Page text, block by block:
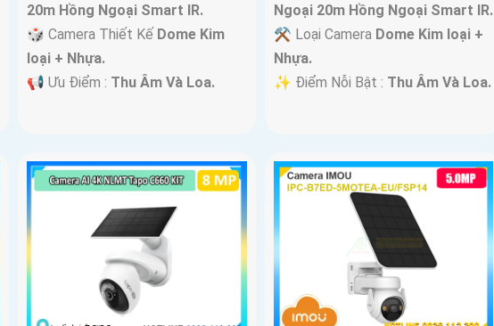
20m Hồng Ngoại Smart IR.
🎲 Camera Thiết Kế Dome Kim
loại + Nhựa.
️📢 Ưu Điểm : Thu Âm Và Loa.
Ngoại 20m Hồng Ngoại Smart IR.
⚒ Loại Camera Dome Kim loại +
Nhựa.
️✨ Điểm Nỗi Bật : Thu Âm Và Loa.